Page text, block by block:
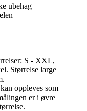
ubehag
S - XXL,
Størrelse large
oppleves som
er i øvre